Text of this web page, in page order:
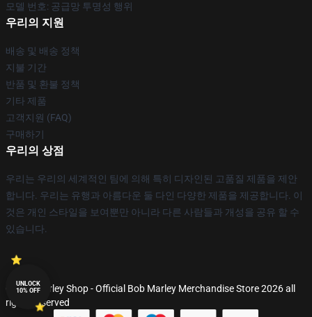
모델 번호: 공급망 투명성 행위
우리의 지원
배송 및 배송 정책
지불 기간
반품 및 환불 정책
기타 제품
고객지원 (FAQ)
구매하기
우리의 상점
우리는 우리의 세계적인 팀에 의해 특히 디자인된 고품질 제품을 제안
합니다. 우리는 유행과 아름다운 둘 다인 다양한 제품을 제공합니다. 이
것은 개인 스타일을 보여뿐만 아니라 다른 사람들과 개성을 공유 할 수
있습니다.
© Bob Marley Shop - Official Bob Marley Merchandise Store 2026 all
rights reserved
UNLOCK
10% OFF